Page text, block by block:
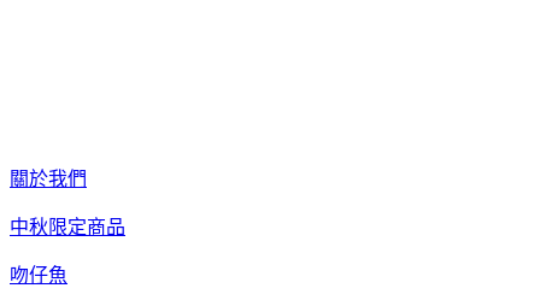
關於我們
中秋限定商品
吻仔魚